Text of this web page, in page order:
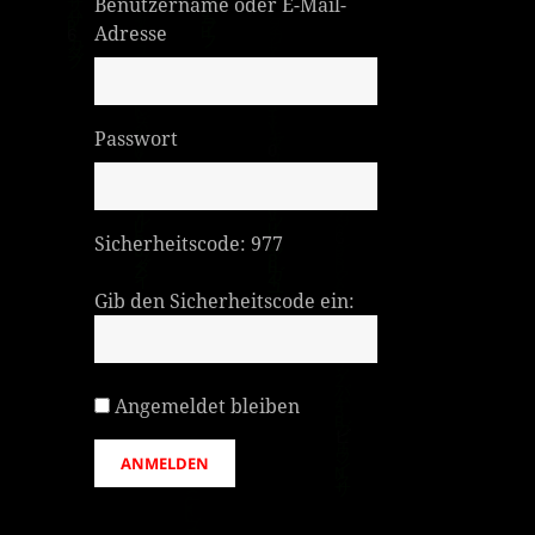
Adresse
Passwort
Sicherheitscode: 977
Gib den Sicherheitscode ein:
Angemeldet bleiben
ANMELDEN